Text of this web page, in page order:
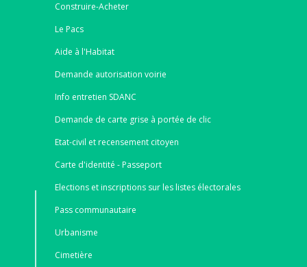
Construire-Acheter
Le Pacs
Aide à l'Habitat
Demande autorisation voirie
Info entretien SDANC
Demande de carte grise à portée de clic
Etat-civil et recensement citoyen
Carte d'identité - Passeport
Elections et inscriptions sur les listes électorales
Pass communautaire
Urbanisme
Cimetière